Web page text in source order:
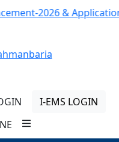
2026 & Application
I-EMS LOGIN